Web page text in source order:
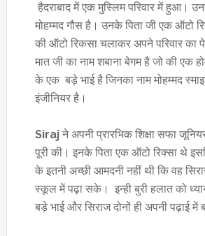
हैदराबाद में एक मुस्लिम परिवार में हुआ।
मोहम्मद गौस है। उनके पिता जी एक ऑटो
की ऑटो रिकसा चलाकर अपने परिवार
मात जी का नाम शबाना बेगम है जो की एक
के एक बड़े भाई है जिनका नाम मोहम्मद
इंजीनियर है।
Siraj ने अपनी प्रारभिक शिक्षा सफा
पूरी की। इनके पिता एक ऑटो रिक्सा थे
के इतनी अच्छी आमदनी नहीं थी कि वह
स्कूल में पढ़ा सके। इन्ही बुरी हलात को
बड़े भाई और सिराज दोनों ही अपनी पढ़ाई